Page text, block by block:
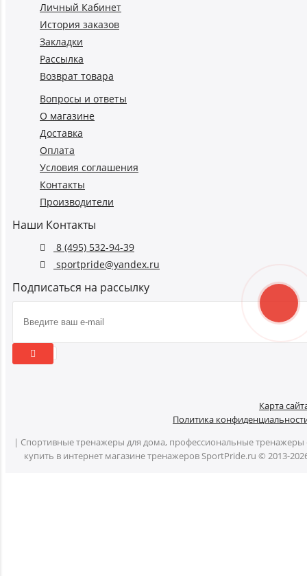
Личный Кабинет
История заказов
Закладки
Рассылка
Возврат товара
Вопросы и ответы
О магазине
Доставка
Оплата
Условия соглашения
Контакты
Производители
Наши Контакты
8 (495) 532-94-39
sportpride@yandex.ru
Подписаться на рассылку
Карта
Политика
| Спортивные тренажеры для дома, профессиональные тренажеры
купить в интернет магазине тренажеров SportPride.ru © 2013-